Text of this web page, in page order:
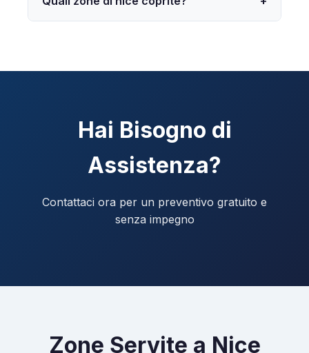
Hai Bisogno di
Assistenza?
Contattaci ora per un preventivo gratuito e
senza impegno
Zone Servite a Nice